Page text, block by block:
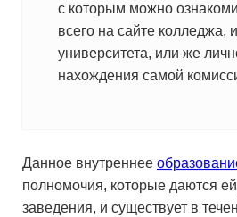
с которым можно
всего на сайте колледжа,
университета, или же
нахождения самой
Данное внутреннее
полномочия, которые даются
заведения, и существует в